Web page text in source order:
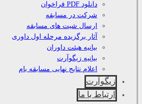
دانلود PDF فراخوان
شرکت در مسابقه
ارسال شیت های مسابقه
آثار برگزیده مرحله اول داوری
بیانیه هیئت داوران
بیانیه زیگوآرت
اعلام نتایج نهایی مسابقه بام
زیگوآرت
ارتباط با ما